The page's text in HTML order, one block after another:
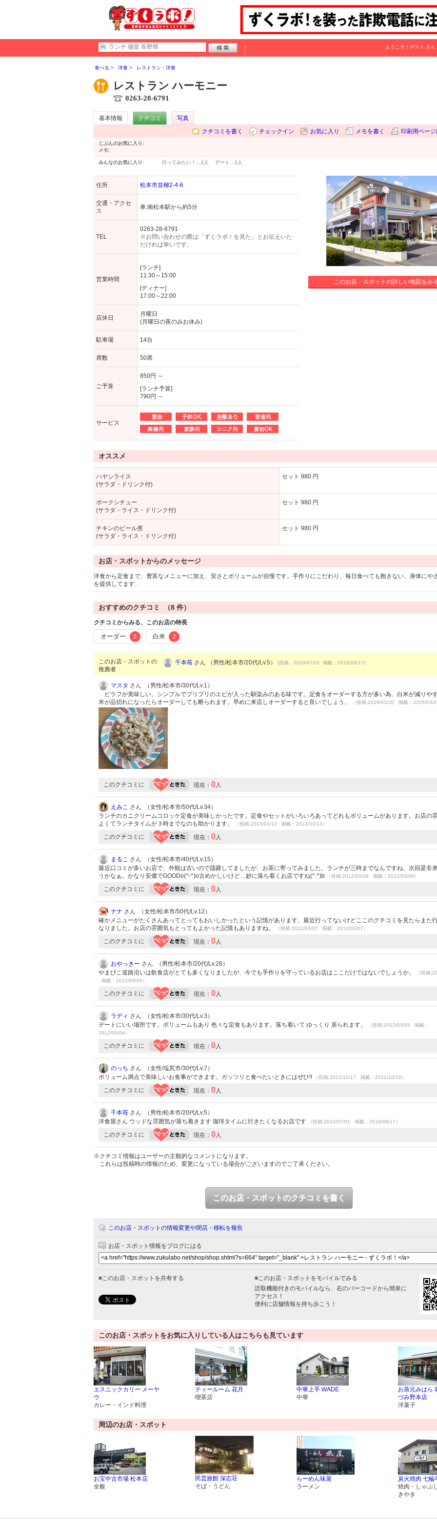
ようこそ！ ゲスト さん
食べる 洋食 レストラン・洋食
レストラン ハーモニー
0263-28-6791
基本情報 クチコミ
写真
クチコミを書く
チェックイン お気に入り メモを書く 印刷用ページ
じぶんのお気に入り:
メモ:
みんなのお気に入り: 行ってみたい！… 2人 デート… 1人
住所 松本市並柳2-4-6
交通・アクセ
ス
車:南松本駅から約5分
TEL
0263-28-6791
※お問い合わせの際は「ずくラボ！を見た」とお伝えいた
だければ幸いです。
営業時間
[ランチ]
11:30～15:00
[ディナー]
17:00～22:00
店休日
月曜日
(月曜日の夜のみお休み)
駐車場 14台
席数 50席
ご予算
850円 ～
[ランチ予算]
790円 ～
サービス
このお店・スポットの詳しい地図をみ
オススメ
ハヤシライス
(サラダ・ドリンク付)
セット 980 円
ポークシチュー
(サラダ・ライス・ドリンク付)
セット 980 円
チキンのビール煮
(サラダ・ライス・ドリンク付)
セット 980 円
お店・スポットからのメッセージ
洋食から定食まで、豊富なメニューに加え、安さとボリュームが自慢です。手作りにこだわり、毎日食べても飽きない、身体にや
を提供してます、
おすすめのクチコミ （8 件）
クチコミからみる、このお店の特長
オーダー 3 白米 2
このお店・スポットの
推薦者
千本苺 さん （男性/松本市/20代/Lv.5） (投稿：2010/07/01 掲載：2010/09/17)
マスタ さん （男性/松本市/30代/Lv.1）
ピラフが美味しい。シンプルでプリプリのエビが入った馴染みのある味です。定食をオーダーする方が多い為、白米が減りや
米が品切れになったらオーダーしても断られます。早めに来店しオーダーすると良いでしょう。
（投稿:2026/03/20 掲載：2026/03/
このクチコミに 現在： 0 人
えみこ さん （女性/松本市/50代/Lv.34）
ランチのカニクリームコロッケ定食が美味しかったです。定食やセットがいろいろあってどれもボリュームがあります。お店の
よくてランチタイムが３時までなのも助かります。
（投稿:2013/03/12 掲載：2013/03/13）
このクチコミに 現在： 0 人
まるこ さん （女性/松本市/40代/Lv.15）
最近口コミが多いお店で、外観は古いので躊躇してましたが、お茶に寄ってみました。ランチが三時までなんですね、次回是非
うかなぁ。かなり安価でGOODo(^-^)o古めかしいけど…妙に落ち着くお店ですね(^.^)b
（投稿:2012/03/08 掲載：2012/03/09）
このクチコミに 現在： 0 人
ナナ さん （女性/松本市/50代/Lv.12）
確かメニューがたくさんあってとってもおいしかったという記憶があります。最近行ってないけどここのクチコミを見たらまた
なりました。お店の雰囲気もとってもよかった記憶もありますね。
（投稿:2012/03/07 掲載：2012/03/07）
このクチコミに 現在： 0 人
おやっきー さん （男性/松本市/20代/Lv.28）
やまびこ道路沿いは飲食店がとても多くなりましたが、今でも手作りを守っているお店はここだけではないでしょうか。
（投稿
掲載：2012/03/06）
このクチコミに 現在： 0 人
ラディ さん （女性/松本市/30代/Lv.3）
デートにいい場所です。ボリュームもあり 色々な定食もあります。落ち着いて ゆっくり 居られます。
（投稿:2012/03/05 掲載：
2012/03/06）
このクチコミに 現在： 0 人
のっち さん （女性/塩尻市/30代/Lv.7）
ボリューム満点で美味しいお食事ができます。ガッツリと食べたいときにはぜひ!!
（投稿:2011/10/17 掲載：2011/10/18）
このクチコミに 現在： 0 人
千本苺 さん （男性/松本市/20代/Lv.5）
洋食屋さん ウッドな雰囲気が落ち着きます 珈琲タイムに行きたくなるお店です
（投稿:2010/07/01 掲載：2010/09/17）
このクチコミに 現在： 0 人
※クチコミ情報はユーザーの主観的なコメントになります。
これらは投稿時の情報のため、変更になっている場合がございますのでご了承ください。
このお店・スポットのクチコミを書く
このお店・スポットの情報変更や閉店・移転を報告
お店・スポット情報をブログにはる
■ このお店・スポットを共有する ■ このお店・スポットをモバイルでみる
読取機能付きのモバイルなら、右のバーコードから簡単に
アクセス！
便利に店舗情報を持ち歩こう！
このお店・スポットをお気に入りしている人はこちらも見ています
エスニックカリー メーヤ
ウ
カレー・インド料理
ティールーム 花月
喫茶店
中華上手 WADE
中華
お茶元みはら
づみ野本店
洋菓子
周辺のお店・スポット
お宝中古市場 松本店
全般
民芸旅館 深志荘
そば・うどん
らーめん味屋
ラーメン
炭火焼肉 七輪
焼肉・しゃぶ
きやき